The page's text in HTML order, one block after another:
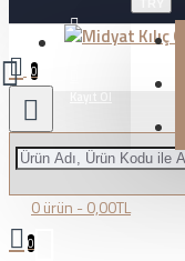
Üye Girişi
0
0 ürün - 0,00TL
0